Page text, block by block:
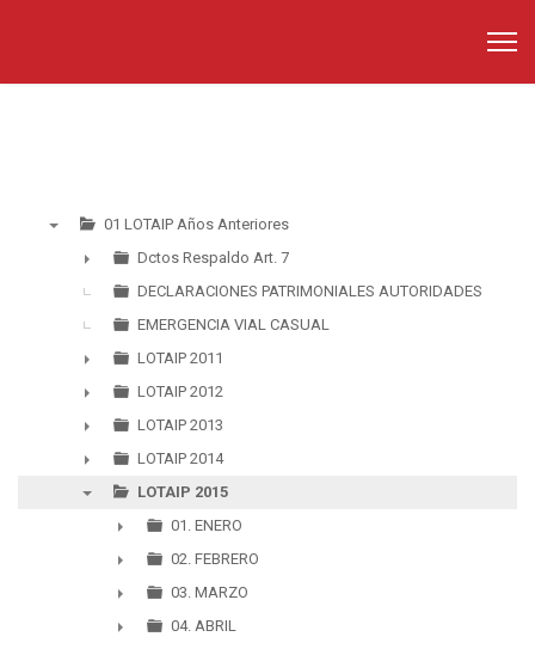
01 LOTAIP Años Anteriores
►
Dctos Respaldo Art. 7
DECLARACIONES PATRIMONIALES AUTORIDADES
EMERGENCIA VIAL CASUAL
►
LOTAIP 2011
►
LOTAIP 2012
►
LOTAIP 2013
►
LOTAIP 2014
LOTAIP 2015
►
01. ENERO
►
02. FEBRERO
►
03. MARZO
04. ABRIL